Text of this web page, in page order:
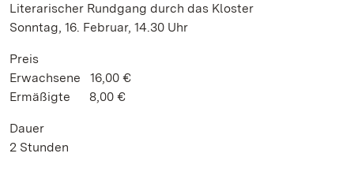
Literarischer Rundgang durch das Kloster
Sonntag, 16. Februar, 14.30 Uhr
Preis
Erwachsene 16,00 €
Ermäßigte 8,00 €
Dauer
2 Stunden